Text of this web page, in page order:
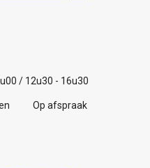
/ 12u30 - 16u30
Op afspraak